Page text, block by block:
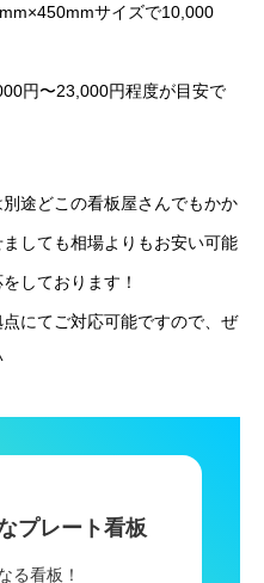
サイズで10,000
円〜23,000円程度が目安で
途どこの看板屋さんでもかか
しても相場よりもお安い可能
しております！
にてご対応可能ですので、ぜ
プレート看板
る看板！